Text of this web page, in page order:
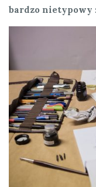
bardzo nietypowy